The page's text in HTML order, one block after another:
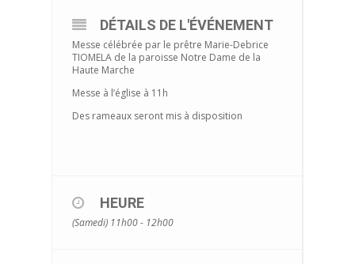
DÉTAILS DE L'ÉVÉNEMENT
Messe célébrée par le prêtre Marie-Debrice
TIOMELA de la paroisse Notre Dame de la
Haute Marche
Messe à l’église à 11h
Des rameaux seront mis à disposition
HEURE
(Samedi) 11h00 - 12h00